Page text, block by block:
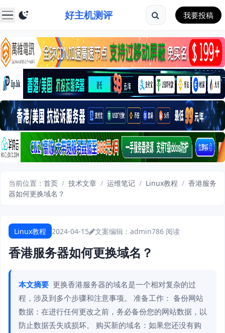
好主机测评 我要投稿
当前位置： 首页 / 技术文章 / 运维笔记 / Linux教程 / 香港服务
器如何更换域名？
Linux教程 2024-04-15 文案编辑：admin786 阅读
香港服务器如何更换域名？
本文摘要 更换香港服务器的域名是一个相对复杂的过
程，涉及到多个步骤和注意事项。 准备工作： 备份网站
数据：在进行任何更改之前，务必备份您的网站数据，以
防止数据丢失或损坏。 购买新的域名：如果您还没有购